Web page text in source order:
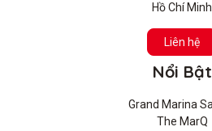
Hồ Chí Minh
Liên hệ
Nổi Bật
Grand Marina
The MarQ